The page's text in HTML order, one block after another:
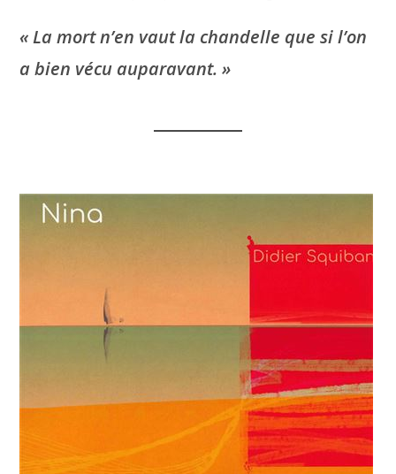
« La mort n’en vaut la chandelle que si l’on
a bien vécu auparavant. »